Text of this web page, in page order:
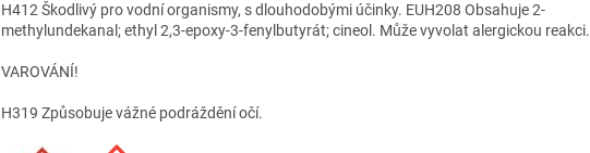
H412 Škodlivý pro vodní organismy, s dlouhodobými účinky. EUH208 Obsahuje 2-
methylundekanal; ethyl 2,3-epoxy-3-fenylbutyrát; cineol. Může vyvolat alergickou reakci.
VAROVÁNÍ!
H319 Způsobuje vážné podráždění očí.